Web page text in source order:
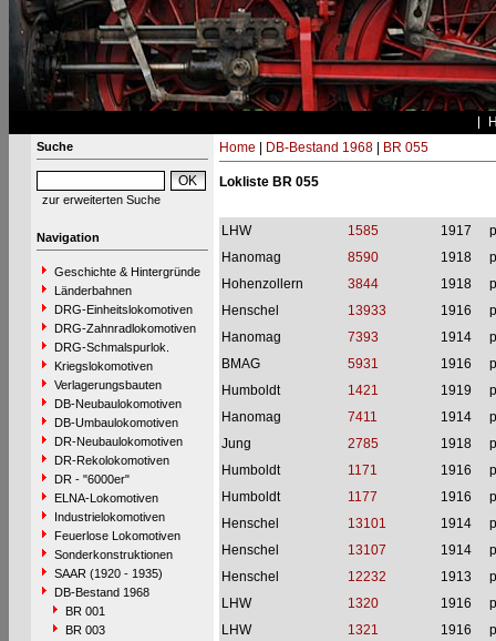
Suche
zur erweiterten Suche
Navigation
Geschichte & Hintergründe
Länderbahnen
DRG-Einheitslokomotiven
DRG-Zahnradlokomotiven
DRG-Schmalspurlok.
Kriegslokomotiven
Verlagerungsbauten
DB-Neubaulokomotiven
DB-Umbaulokomotiven
DR-Neubaulokomotiven
DR-Rekolokomotiven
DR - "6000er"
ELNA-Lokomotiven
Industrielokomotiven
Feuerlose Lokomotiven
Sonderkonstruktionen
SAAR (1920 - 1935)
DB-Bestand 1968
BR 001
BR 003
Home DB-Bestand 1968| BR 055
Lokliste BR 055
LHW 1585 1917
Hanomag
8590 1918
Hohenzollern
3844 1918
Henschel
13933 1916
Hanomag
7393 1914
BMAG
5931 1916
Humboldt
1421 1919
Hanomag
7411 1914
Jung
2785 1918
Humboldt
1171 1916
Humboldt
1177 1916
Henschel
13101 1914
Henschel
13107 1914
Henschel
12232 1913
LHW
1320 1916
LHW
1321 1916